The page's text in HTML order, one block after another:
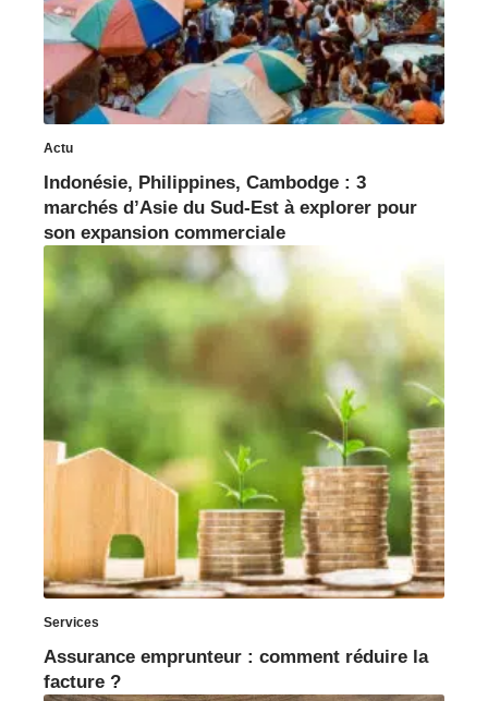
Actu
Indonésie, Philippines, Cambodge : 3
marchés d’Asie du Sud-Est à explorer pour
son expansion commerciale
Services
Assurance emprunteur : comment réduire la
facture ?